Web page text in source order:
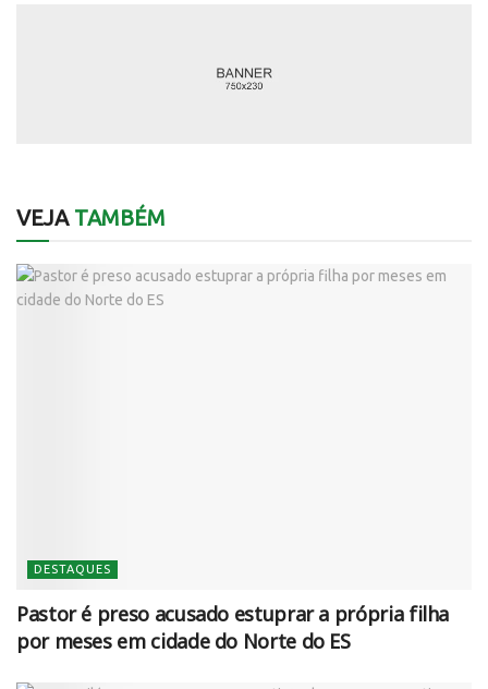
VEJATAMBÉM
DESTAQUES
Pastor é preso acusado estuprar a própria filha
por meses em cidade do Norte do ES